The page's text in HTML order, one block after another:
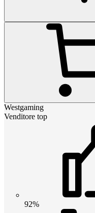
Westgaming
Venditore top
92%